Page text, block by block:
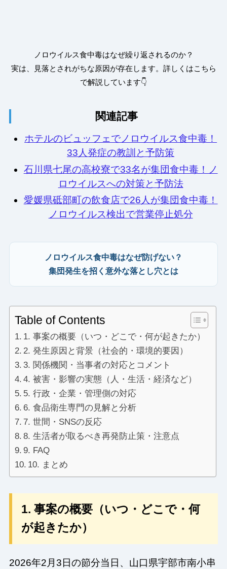
ノロウイルス食中毒はなぜ繰り返されるのか？
実は、見落とされがちな原因が存在します。詳しくはこちら
で解説しています👇
関連記事
ホテルのビュッフェでノロウイルス食中毒！
33人発症の教訓と予防策
石川県七尾の高校寮で33名が集団食中毒！ノ
ロウイルスへの対策と予防法
愛媛県砥部町の飲食店で26人が集団食中毒！
ノロウイルス検出で営業停止処分
ノロウイルス食中毒はなぜ防げない？
集団発生を招く意外な落とし穴とは
Table of Contents
1. 事案の概要（いつ・どこで・何が起きたか）
2. 発生原因と背景（社会的・環境的要因）
3. 関係機関・当事者の対応とコメント
4. 被害・影響の実態（人・生活・経済など）
5. 行政・企業・管理側の対応
6. 食品衛生専門の見解と分析
7. 世間・SNSの反応
8. 生活者が取るべき再発防止策・注意点
9. FAQ
10. まとめ
1. 事案の概要（いつ・どこで・何
が起きたか）
2026年2月3日の節分当日、山口県宇部市南小串